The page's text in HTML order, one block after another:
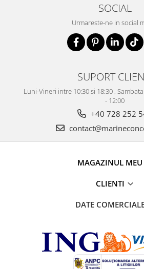
SOCIAL
Urmareste-ne in social
SUPORT
Luni-Vineri intre 10:30 si 18:30 ,
- 12:00
+40 728 252
MAGAZINUL MEU
CLIENTI
DATE